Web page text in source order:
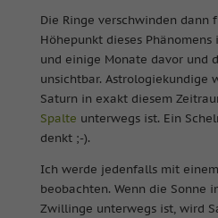
Die Ringe verschwinden dann
Höhepunkt dieses
und einige Monate davor und
unsichtbar. Astrologiekundige
Saturn in exakt diesem
Spalte unterwegs ist. Ein
denkt ;-).
Ich werde jedenfalls mit
beobachten. Wenn die Sonne
Zwillinge unterwegs ist, wird